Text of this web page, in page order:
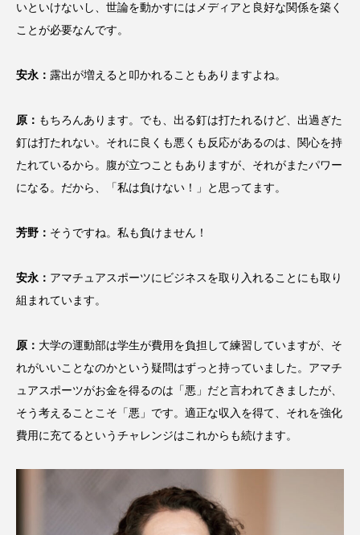
いといけないし、世論を動かすにはメディアと良好な関係を築く
ことが必要なんです。
安永： 露出が増えると叩かれることもありますよね。
原： もちろんあります。でも、出る釘は打たれるけど、出過ぎた
釘は打たれない。それに良くも悪くも反応があるのは、関心を持
たれているから。腹が立つこともありますが、それがまたパワー
になる。だから、「私は負けない！」と思ってます。
芳野： そうですね。私も負けません！
安永： アマチュアスポーツにビジネスを取り入れることにも取り
組まれています。
原： 大学の運動部は学生が費用を負担して練習していますが、そ
れがいいことなのかという疑問はずっと持っていました。アマチ
ュアスポーツがお金を得るのは「悪」だと言われてきましたが、
そう考えることこそ「悪」です。適正な収入を得て、それを強化
費用に充てるというチャレンジはこれからも続けます。